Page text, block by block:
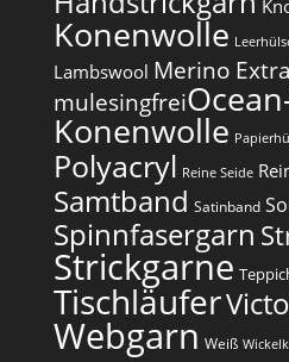
Konenwolle
Lambswool Merino
mulesingfrei​
Konenwolle
Polyacryl Reine Seide
Samtband Satinband
Spinnfasergarn
Strickgarne
Tischläufer
Webgarn Weiß